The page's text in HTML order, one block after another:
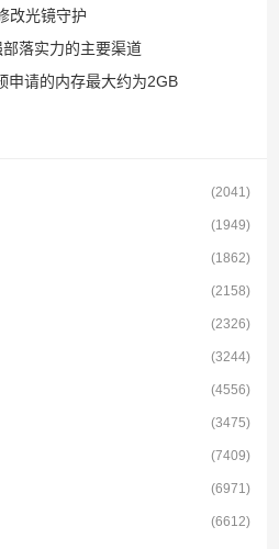
改光镜守护
落实力的主要渠道
申请的内存最大约为2GB
(2041)
(1949)
(1862)
(2158)
(2326)
(3244)
(4556)
(3475)
(7409)
(6971)
(6612)